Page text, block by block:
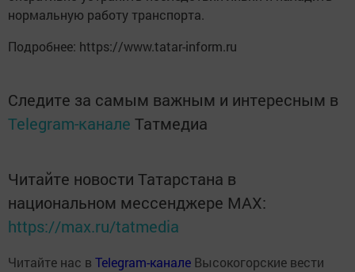
нормальную работу транспорта.
Подробнее: https://www.tatar-inform.ru
Следите за самым важным и интересным в
Telegram-канале Татмедиа
Читайте новости Татарстана в
национальном мессенджере MАХ:
https://max.ru/tatmedia
Читайте нас в Telegram-канале Высокогорские вести